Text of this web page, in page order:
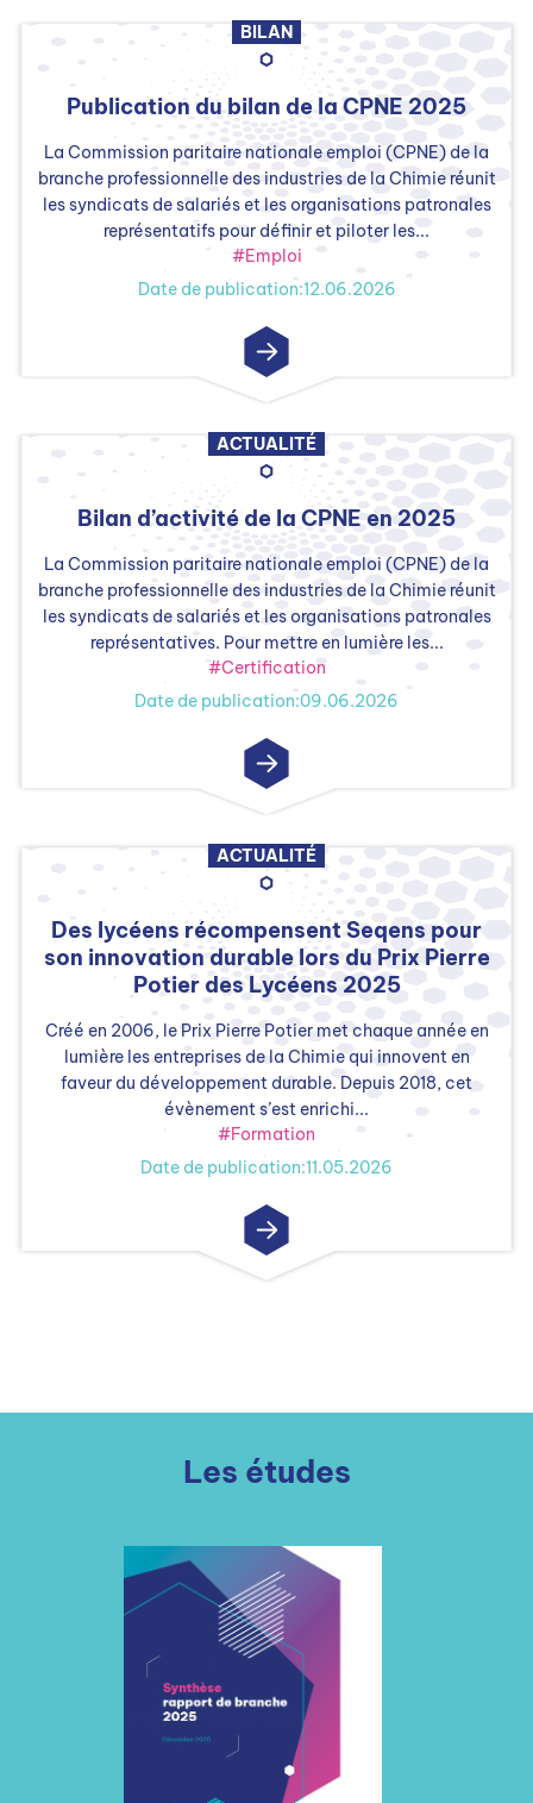
BILAN
Publication du bilan de la CPNE 2025
La Commission paritaire nationale emploi (CPNE) de la
branche professionnelle des industries de la Chimie réunit
les syndicats de salariés et les organisations patronales
représentatifs pour définir et piloter les...
#Emploi
Date de publication:12.06.2026
ACTUALITÉ
Bilan d’activité de la CPNE en 2025
La Commission paritaire nationale emploi (CPNE) de la
branche professionnelle des industries de la Chimie réunit
les syndicats de salariés et les organisations patronales
représentatives. Pour mettre en lumière les...
#Certification
Date de publication:09.06.2026
ACTUALITÉ
Des lycéens récompensent Seqens pour
son innovation durable lors du Prix Pierre
Potier des Lycéens 2025
Créé en 2006, le Prix Pierre Potier met chaque année en
lumière les entreprises de la Chimie qui innovent en
faveur du développement durable. Depuis 2018, cet
évènement s’est enrichi...
#Formation
Date de publication:11.05.2026
Les études